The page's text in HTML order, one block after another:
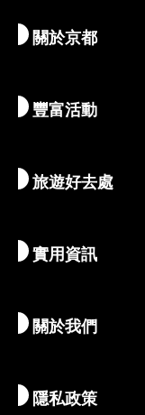
關於京都
探索京都
季節性資訊
永續旅遊
豐富活動
出遊靈感
體驗活動
藝術與文化
清晨與夜間時光
旅遊好去處
目的地
推薦行程
實用資訊
暢遊京都
地圖和工具
關於我們
隱私政策